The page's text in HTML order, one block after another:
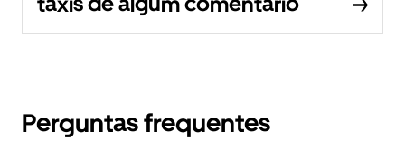
Perguntas frequentes